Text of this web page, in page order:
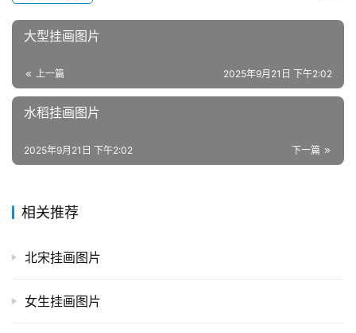
大型挂画图片
上一篇 2025年9月21日 下午2:02
水稻挂画图片
下一篇
2025年9月21日 下午2:02
相关推荐
北宋挂画图片
女生挂画图片